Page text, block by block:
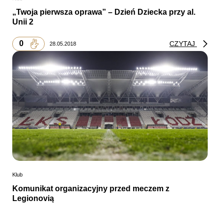
„Twoja pierwsza oprawa” – Dzień Dziecka przy al.
Unii 2
0 28.05.2018 CZYTAJ
Klub
Komunikat organizacyjny przed meczem z
Legionovią